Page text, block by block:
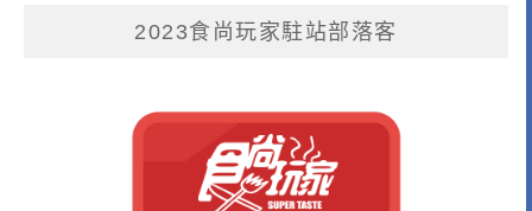
2023食尚玩家駐站部落客